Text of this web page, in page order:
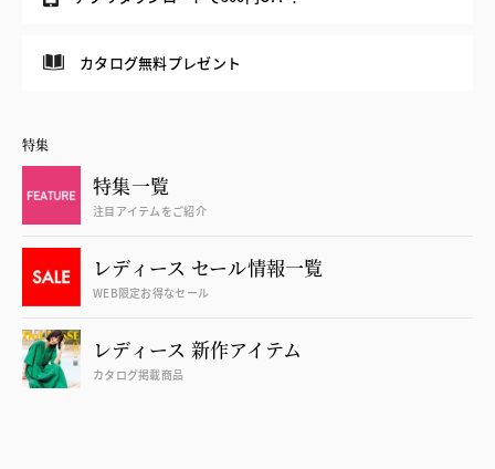
カタログ無料プレゼント
特集
特集一覧
注目アイテムをご紹介
レディース セール情報一覧
WEB限定お得なセール
レディース 新作アイテム
カタログ掲載商品